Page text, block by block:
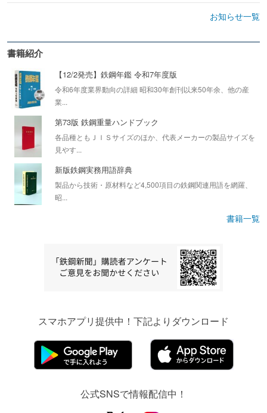
お知らせ一覧
書籍紹介
【12/2発売】鉄鋼年鑑 令和7年度版
令和6年度業界動向の詳細 昭和30年創刊以来50年余、他の産
業...
第73版 鉄鋼重量ハンドブック
各品種ともＪＩＳサイズのほか、代表メーカーの製品サイズを
見やす...
新版鉄鋼実務用語辞典
製品から技術・原材料など4,500項目の鉄鋼関連用語を網羅、
昭...
書籍一覧
スマホアプリ提供中！下記よりダウンロード
公式SNSで情報配信中！